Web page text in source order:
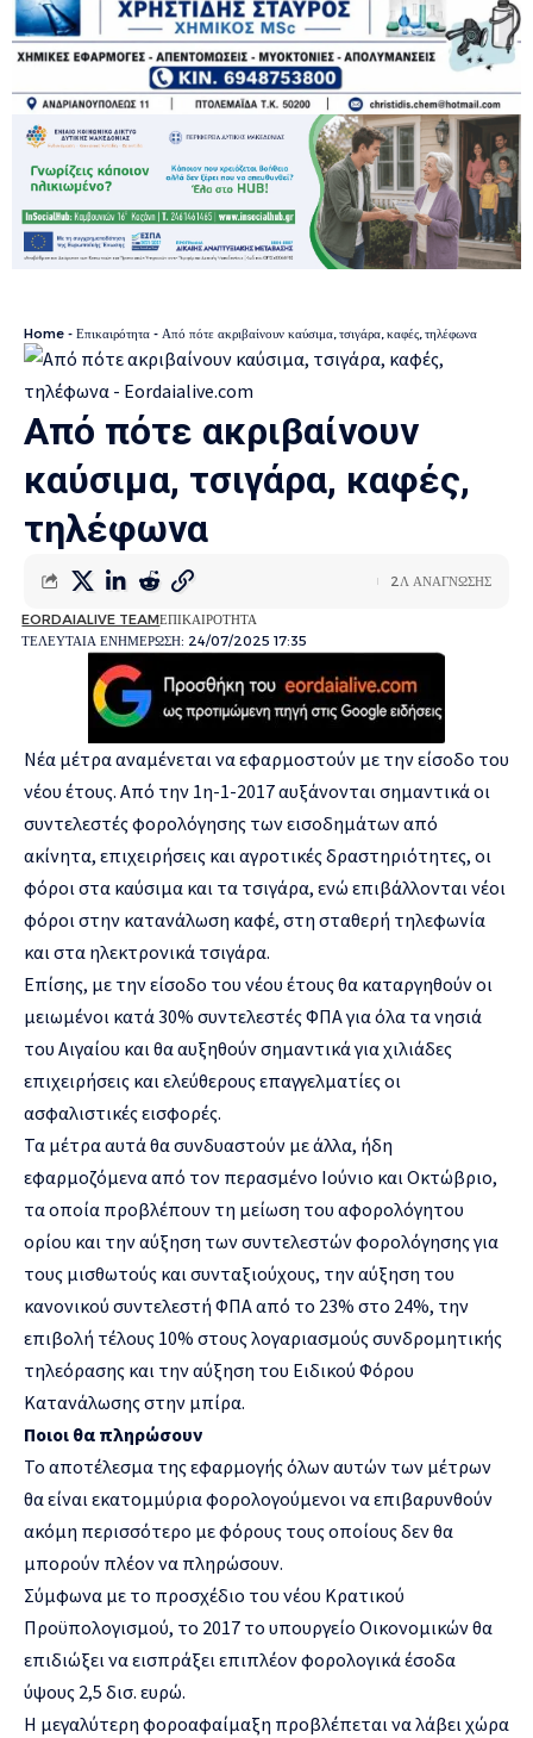
Home - Επικαιρότητα - Από πότε ακριβαίνουν καύσιμα, τσιγάρα, καφές, τηλέφωνα
Από πότε ακριβαίνουν
καύσιμα, τσιγάρα, καφές,
τηλέφωνα
ΤΕΛΕΥΤΑΙΑ ΕΝΗΜΕΡΩΣΗ: 24/07/2025 17:35
EORDAIALIVE TEAMΕΠΙΚΑΙΡΟΤΗΤΑ
2Λ ΑΝΑΓΝΩΣΗΣ
Νέα μέτρα αναμένεται να εφαρμοστούν με την είσοδο του
νέου έτους. Από την 1η-1-2017 αυξάνονται σημαντικά οι
συντελεστές φορολόγησης των εισοδημάτων από
ακίνητα, επιχειρήσεις και αγροτικές δραστηριότητες, οι
φόροι στα καύσιμα και τα τσιγάρα, ενώ επιβάλλονται νέοι
φόροι στην κατανάλωση καφέ, στη σταθερή τηλεφωνία
και στα ηλεκτρονικά τσιγάρα.
Επίσης, με την είσοδο του νέου έτους θα καταργηθούν οι
μειωμένοι κατά 30% συντελεστές ΦΠΑ για όλα τα νησιά
του Αιγαίου και θα αυξηθούν σημαντικά για χιλιάδες
επιχειρήσεις και ελεύθερους επαγγελματίες οι
ασφαλιστικές εισφορές.
Τα μέτρα αυτά θα συνδυαστούν με άλλα, ήδη
εφαρμοζόμενα από τον περασμένο Ιούνιο και Οκτώβριο,
τα οποία προβλέπουν τη μείωση του αφορολόγητου
ορίου και την αύξηση των συντελεστών φορολόγησης για
τους μισθωτούς και συνταξιούχους, την αύξηση του
κανονικού συντελεστή ΦΠΑ από το 23% στο 24%, την
επιβολή τέλους 10% στους λογαριασμούς συνδρομητικής
τηλεόρασης και την αύξηση του Ειδικού Φόρου
Κατανάλωσης στην μπίρα.
Ποιοι θα πληρώσουν
Το αποτέλεσμα της εφαρμογής όλων αυτών των μέτρων
θα είναι εκατομμύρια φορολογούμενοι να επιβαρυνθούν
ακόμη περισσότερο με φόρους τους οποίους δεν θα
μπορούν πλέον να πληρώσουν.
Σύμφωνα με το προσχέδιο του νέου Κρατικού
Προϋπολογισμού, το 2017 το υπουργείο Οικονομικών θα
επιδιώξει να εισπράξει επιπλέον φορολογικά έσοδα
ύψους 2,5 δισ. ευρώ.
Η μεγαλύτερη φοροαφαίμαξη προβλέπεται να λάβει χώρα